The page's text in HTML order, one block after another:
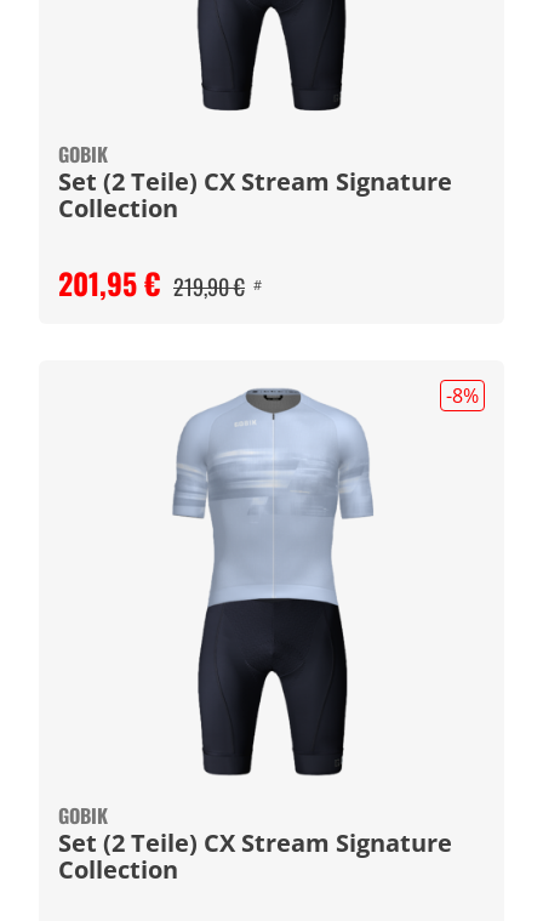
GOBIK
Set (2 Teile) CX Stream Signature
Collection
201,95 € 219,90 € #
-8%
GOBIK
Set (2 Teile) CX Stream Signature
Collection